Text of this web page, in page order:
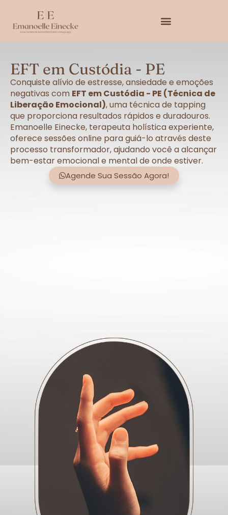
EFT em Custódia - PE
Conquiste alívio de estresse, ansiedade e emoções
negativas com EFT em Custódia - PE (Técnica de
Liberação Emocional), uma técnica de tapping
que proporciona resultados rápidos e duradouros.
Emanoelle Einecke, terapeuta holística experiente,
oferece sessões online para guiá-lo através deste
processo transformador, ajudando você a alcançar
bem-estar emocional e mental de onde estiver.
Agende Sua Sessão Agora!